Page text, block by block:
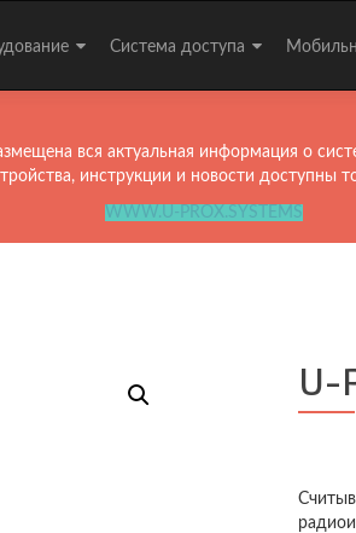
Система доступа
вся актуальная информация о
инструкции и новости доступны
WWW.U-PROX.SYSTEMS
U-